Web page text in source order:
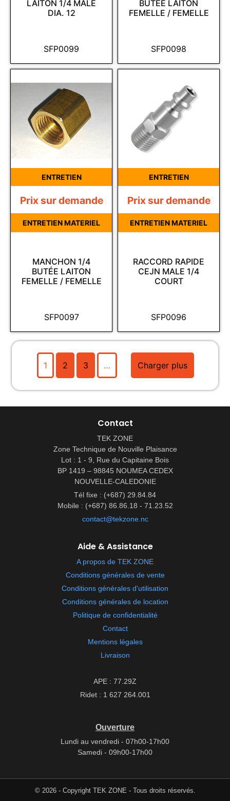
SFP0099
LAITON 1/4 MÂLE
DIA. 12
SFP0098
BUTÉE LAITON
FEMELLE / FEMELLE
ENTRETIEN
SFP0097
MANCHON 1/4
BUTÉE LAITON
FEMELLE / FEMELLE
Prix sur demande
ENTRETIEN MATERIEL
ENTRETIEN
SFP0096
RACCORD RAPIDE
CEJN MALE 1/4
COURT
Prix sur demande
ENTRETIEN MATERIEL
1 2 3 … Charger plus
Contact
TEK ZONE
Zone Technique de Nouville Plaisance
Lot : 1 - 9, Rue du Capitaine Bois
BP 1419 – 98845 NOUMEA CEDEX
NOUVELLE-CALEDONIE
Tél fixe : (+687) 29.84.84
Mobile : (+687) 86.86.18 - 71.23.52
contact@tekzone.nc
Aide & Assistance
A propos de TEK ZONE
Conditions générales de vente
Conditions générales d'utilisation
Conditions générales de location
Politique de confidentialité
Contact
Mentions légales
Livraison
APE : 77.29Z
Ridet : 1 627 264.001
Ouverture
Lundi au vendredi - 07h00-17h00
Samedi - 09h00-17h00
© 2026 - Copyright TEK ZONE - Tous droits réservés.